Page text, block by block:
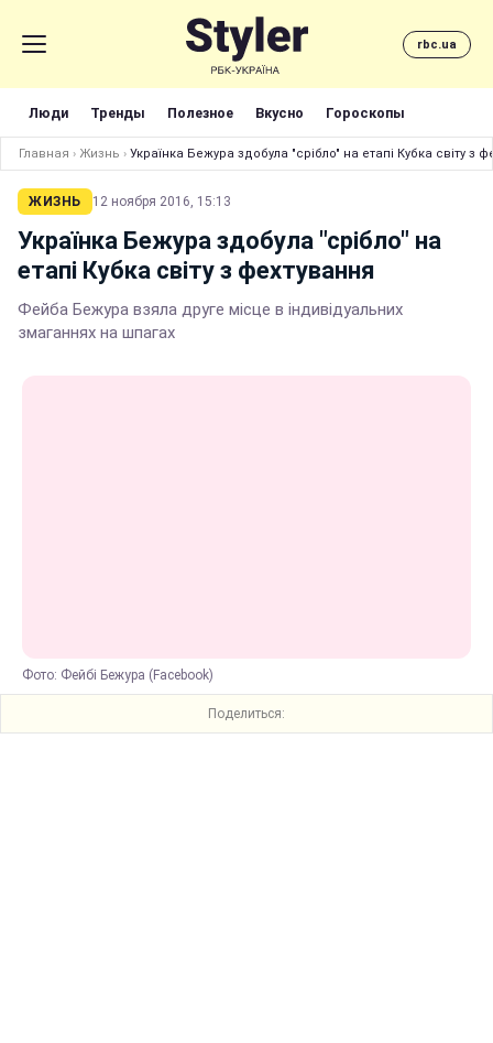
rbc.ua
Люди Тренды Полезное Вкусно Гороскопы
Главная › Жизнь › Українка Бежура здобула "срібло" на етапі Кубка світу з
ЖИЗНЬ 12 ноября 2016, 15:13
Українка Бежура здобула "срібло" на
етапі Кубка світу з фехтування
Фейба Бежура взяла друге місце в індивідуальних
змаганнях на шпагах
Фото: Фейбі Бежура (Facebook)
Поделиться: